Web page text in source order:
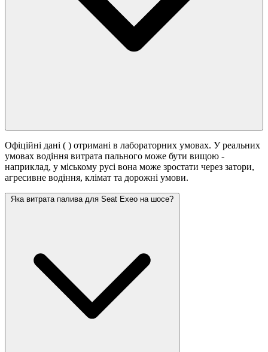
Офіційні дані ( ) отримані в лабораторних умовах. У реальних
умовах водіння витрата пального може бути вищою -
наприклад, у міському русі вона може зростати через затори,
агресивне водіння, клімат та дорожні умови.
Яка витрата палива для Seat Exeo на шосе?